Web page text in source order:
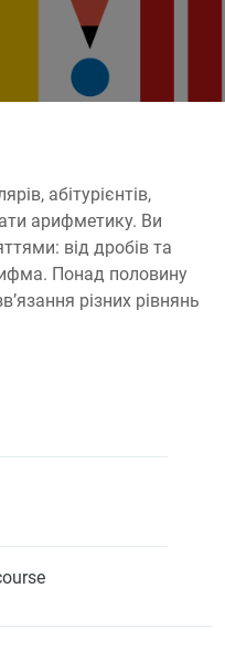
абітурієнтів,
арифметику. Ви
від дробів та
Понад половину
різних рівнянь